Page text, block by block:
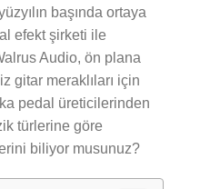
başında ortaya
efekt şirketi ile
Audio, ön plana
gitar meraklıları için
pedal üreticilerinden
türlerine göre
biliyor musunuz?